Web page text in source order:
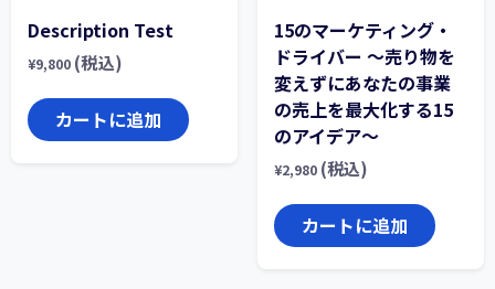
Description Test
¥9,800 (税込)
カートに追加
15のマーケティング・
ドライバー ～売り物を
変えずにあなたの事業
の売上を最大化する15
のアイデア～
¥2,980 (税込)
カートに追加